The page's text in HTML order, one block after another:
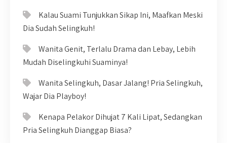
Kalau Suami Tunjukkan Sikap Ini, Maafkan Meski
Dia Sudah Selingkuh!
Wanita Genit, Terlalu Drama dan Lebay, Lebih
Mudah Diselingkuhi Suaminya!
Wanita Selingkuh, Dasar Jalang! Pria Selingkuh,
Wajar Dia Playboy!
Kenapa Pelakor Dihujat 7 Kali Lipat, Sedangkan
Pria Selingkuh Dianggap Biasa?